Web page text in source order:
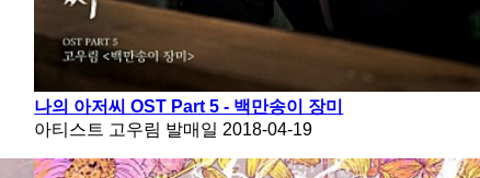
나의 아저씨 OST Part 5 - 백만송이 장미
아티스트 고우림 발매일 2018-04-19